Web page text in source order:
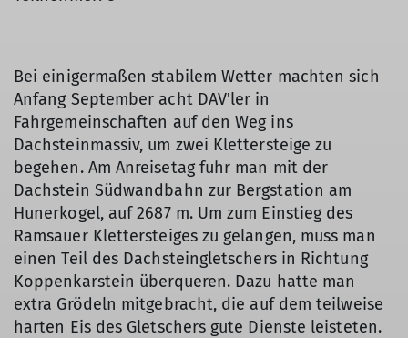
Bei einigermaßen stabilem Wetter machten sich
Anfang September acht DAV'ler in
Fahrgemeinschaften auf den Weg ins
Dachsteinmassiv, um zwei Klettersteige zu
begehen. Am Anreisetag fuhr man mit der
Dachstein Südwandbahn zur Bergstation am
Hunerkogel, auf 2687 m. Um zum Einstieg des
Ramsauer Klettersteiges zu gelangen, muss man
einen Teil des Dachsteingletschers in Richtung
Koppenkarstein überqueren. Dazu hatte man
extra Grödeln mitgebracht, die auf dem teilweise
harten Eis des Gletschers gute Dienste leisteten.